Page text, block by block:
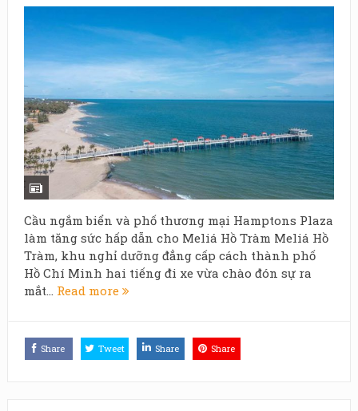
Cầu ngắm biển và phố thương mại Hamptons Plaza
làm tăng sức hấp dẫn cho Meliá Hồ Tràm Meliá Hồ
Tràm, khu nghỉ dưỡng đẳng cấp cách thành phố
Hồ Chí Minh hai tiếng đi xe vừa chào đón sự ra
mắt... Read more
Share Tweet Share Share